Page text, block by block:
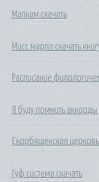
Мапкам скачать
Мисс марпл скачать
Расписание
Я буду помнить
Скорбященская
Гуф система скачать